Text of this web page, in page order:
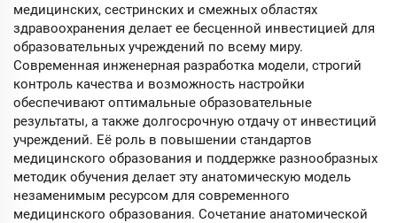
медицинских, сестринских и смежных областях
здравоохранения делает ее бесценной инвестицией для
образовательных учреждений по всему миру.
Современная инженерная разработка модели, строгий
контроль качества и возможность настройки
обеспечивают оптимальные образовательные
результаты, а также долгосрочную отдачу от инвестиций
учреждений. Её роль в повышении стандартов
медицинского образования и поддержке разнообразных
методик обучения делает эту анатомическую модель
незаменимым ресурсом для современного
медицинского образования. Сочетание анатомической